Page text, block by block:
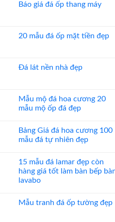
Báo giá đá ốp thang máy
luận
ở
ốp
thang
20 mẫu đá ốp mặt tiền đẹp
luận
ở
ốp
mặt
tiền
Đá lát nền nhà đẹp
luận
ở
Đá
nhà
đẹp
Mẫu mộ đá hoa cương 20
mẫu mộ ốp đá đẹp
bình
luận
ở
đá
hoa
cương
20
ốp
đá
Bảng Giá đá hoa cương 100
mẫu đá tự nhiên đẹp
bình
luận
ở
Bảng
hoa
cương
15 mẫu đá lamar đẹp còn
hàng giá tốt làm bàn bếp
lavabo
bình
Mẫu tranh đá ốp tường đẹp